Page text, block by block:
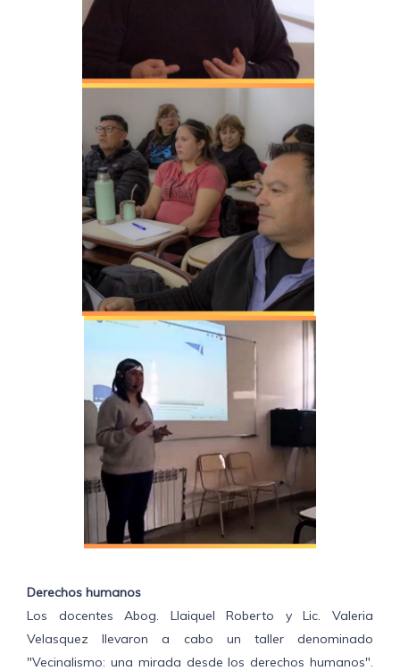
Derechos humanos
Los docentes Abog. Llaiquel Roberto y Lic. Valeria
Velasquez llevaron a cabo un taller denominado
"Vecinalismo: una mirada desde los derechos humanos".